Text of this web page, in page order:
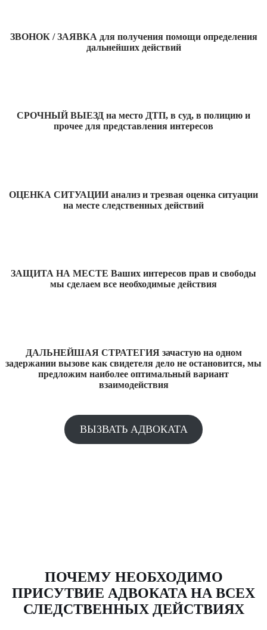
ЗВОНОК / ЗАЯВКА для получения помощи определения
дальнейших действий
СРОЧНЫЙ ВЫЕЗД на место ДТП, в суд, в полицию и
прочее для представления интересов
ОЦЕНКА СИТУАЦИИ анализ и трезвая оценка ситуации
на месте следственных действий
ЗАЩИТА НА МЕСТЕ Ваших интересов прав и свободы
мы сделаем все необходимые действия
ДАЛЬНЕЙШАЯ СТРАТЕГИЯ зачастую на одном
задержании вызове как свидетеля дело не остановится, мы
предложим наиболее оптимальный вариант
взаимодействия
ВЫЗВАТЬ АДВОКАТА
ПОЧЕМУ НЕОБХОДИМО
ПРИСУТВИЕ АДВОКАТА НА ВСЕХ
СЛЕДСТВЕННЫХ ДЕЙСТВИЯХ